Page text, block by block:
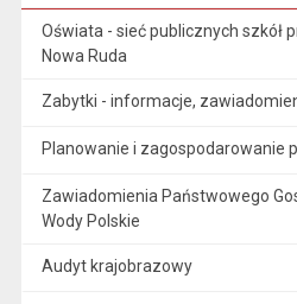
Oświata - sieć publicznych szkół
Nowa Ruda
Zabytki - informacje,
Planowanie i zagospodarowanie
Zawiadomienia Państwowego
Wody Polskie
Audyt krajobrazowy